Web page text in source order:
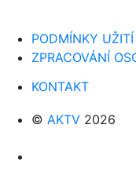
PODMÍNKY UŽITÍ
ZPRACOVÁNÍ
KONTAKT
© AKTV 2026